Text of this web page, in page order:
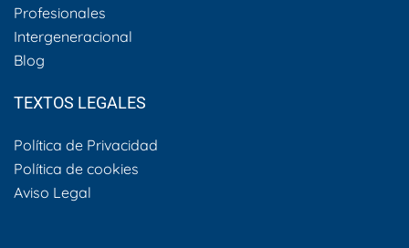
Profesionales
Intergeneracional
Blog
TEXTOS LEGALES
Política de Privacidad
Política de cookies
Aviso Legal